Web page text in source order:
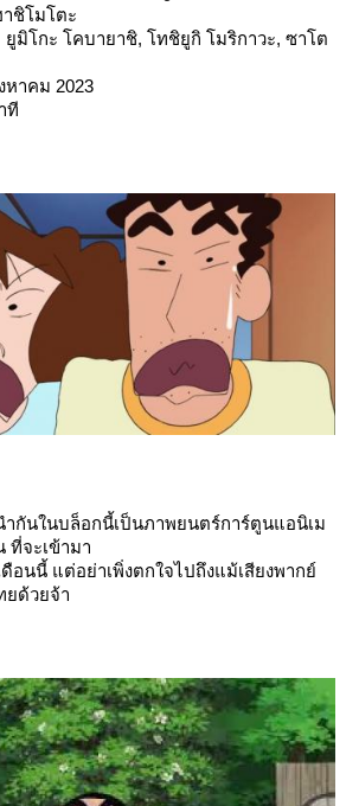
ชิโมโตะ
โกะ โคบายาชิ, โทชิยูกิ โมริกาวะ, ซาโต
หาคม 2023
ที
กันในบล็อกนี้เป็นภาพยนตร์การ์ตูนแอนิเม
ที่จะเข้ามา
อนนี้ แต่อย่าเพิ่งตกใจไปถึงแม้เสียงพากย์
ด้วยจ้า